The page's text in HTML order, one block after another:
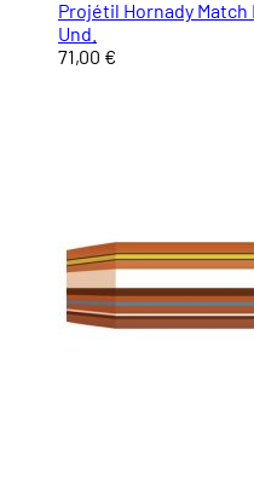
Projétil Hornady Match
Und.
71,00 €